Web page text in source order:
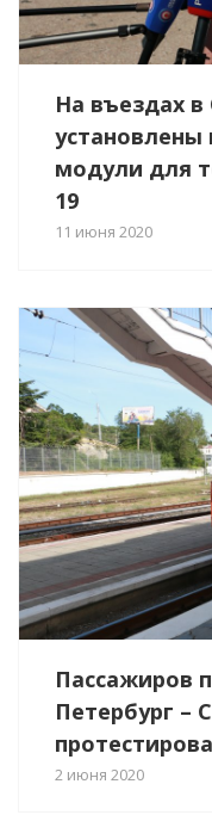
На въездах в
модули для
19
11 июня 2020
Пассажиров
Петербург –
2 июня 2020